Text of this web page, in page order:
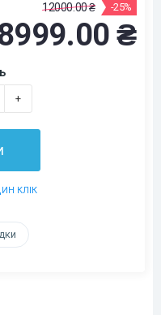
12000.00 ₴ -25%
₴
+
КЛІК